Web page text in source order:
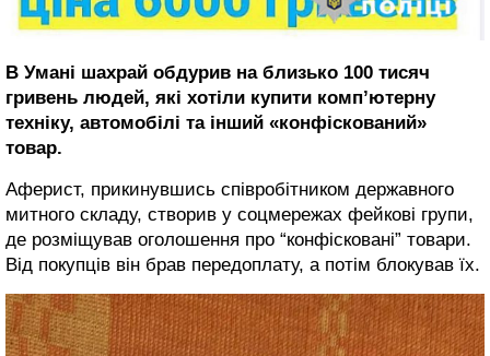
В Умані шахрай обдурив на близько 100 тисяч
гривень людей, які хотіли купити комп’ютерну
техніку, автомобілі та інший «конфіскований»
товар.
Аферист, прикинувшись співробітником державного
митного складу, створив у соцмережах фейкові групи,
де розміщував оголошення про “конфісковані” товари.
Від покупців він брав передоплату, а потім блокував їх.